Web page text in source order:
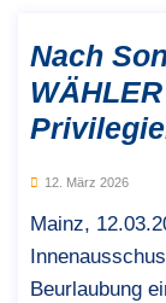
Nach
12. März 2026
Mainz,
Beurlaubung